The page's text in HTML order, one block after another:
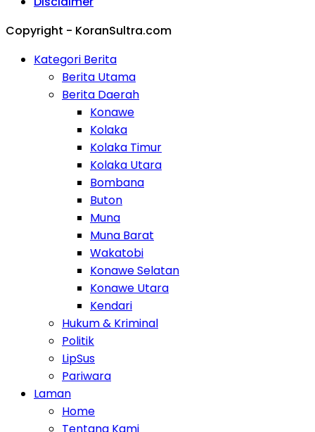
Copyright - KoranSultra.com
Kategori Berita
Berita Utama
Berita Daerah
Konawe
Kolaka
Kolaka Timur
Kolaka Utara
Bombana
Buton
Muna
Muna Barat
Wakatobi
Konawe Selatan
Konawe Utara
Kendari
Hukum & Kriminal
Politik
LipSus
Pariwara
Laman
Home